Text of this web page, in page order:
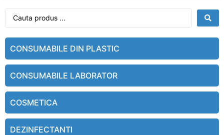
CONSUMABILE DIN PLASTIC
CONSUMABILE LABORATOR
COSMETICA
DEZINFECTANTI